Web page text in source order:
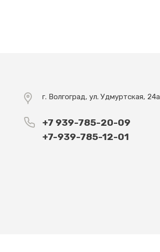
г. Волгоград, ул. Удмуртская, 24а
+7 939-785-20-09
+7-939-785-12-01